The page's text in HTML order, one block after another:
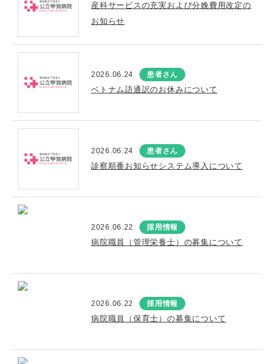
産科サービスの充実および分娩費用改定の
お知らせ
2026.06.24 患者さん
ベトナム語通訳のお休みについて
2026.06.24 患者さん
診察順番お知らせシステム導入について
2026.06.22 採用情報
病院職員（管理栄養士）の募集について
2026.06.22 採用情報
病院職員（保育士）の募集について